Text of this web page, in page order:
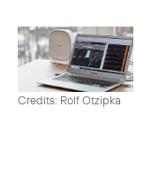
Credits: Rolf Otzipka